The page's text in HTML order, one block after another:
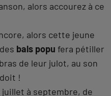
alors accourez à ce
alors cette jeune
bals popu fera pétiller
de leur julot, au son
!
à septembre, de